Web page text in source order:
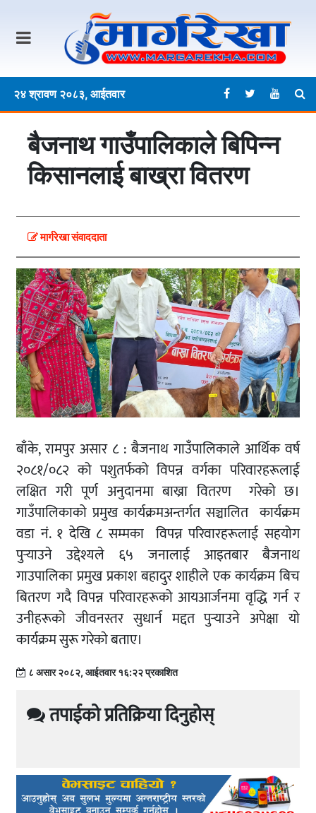
२४ श्रावण २०८३, आईतवार
बैजनाथ गाउँपालिकाले बिपिन्न
किसानलाई बाख्रा वितरण
मार्गरेखा संवाददाता
बाँके, रामपुर असार ८ : बैजनाथ गाउँपालिकाले आर्थिक वर्ष
२०८१/०८२ को पशुतर्फको विपन्न वर्गका परिवारहरूलाई
लक्षित गरी पूर्ण अनुदानमा बाख्रा वितरण गरेको छ।
गाउँपालिकाको प्रमुख कार्यक्रमअन्तर्गत सञ्चालित कार्यक्रम
वडा नं. १ देखि ८ सम्मका विपन्न परिवारहरूलाई सहयोग
पुर्‍याउने उद्देश्यले ६५ जनालाई आइतबार बैजनाथ
गाउपालिका प्रमुख प्रकाश बहादुर शाहीले एक कार्यक्रम बिच
बितरण गदै विपन्न परिवारहरूको आयआर्जनमा वृद्धि गर्न र
उनीहरूको जीवनस्तर सुधार्न मद्दत पुर्‍याउने अपेक्षा याे
कार्यक्रम सुरू गरेकाे बताए।
८ असार २०८२, आईतवार १६:२२ प्रकाशित
तपाईको प्रतिक्रिया दिनुहोस्